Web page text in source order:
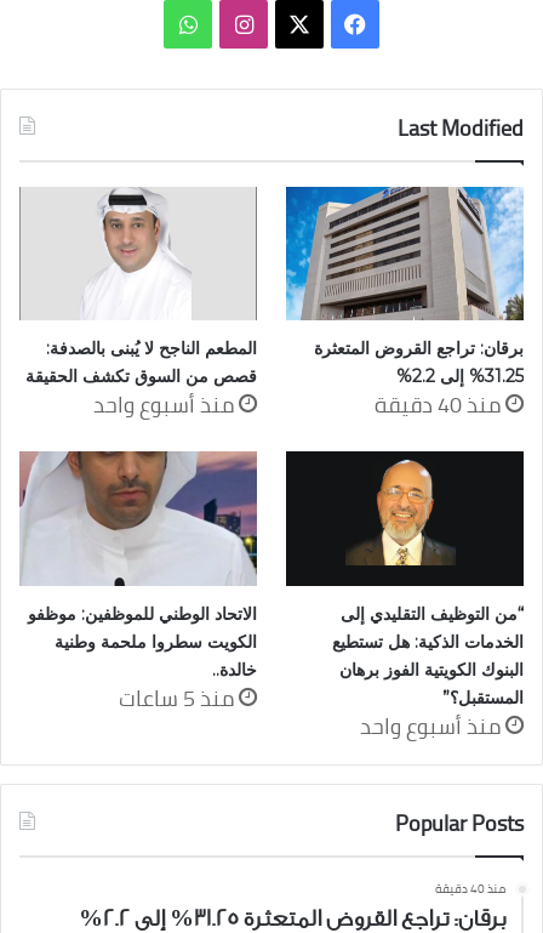
فيسبوك انستقرامواتساب
Last Modified
برقان: تراجع القروض المتعثرة
31.25% إلى 2.2%
منذ 40 دقيقة
المطعم الناجح لا يُبنى بالصدفة:
قصص من السوق تكشف الحقيقة
منذ أسبوع واحد
“من التوظيف التقليدي إلى
الخدمات الذكية: هل تستطيع
البنوك الكويتية الفوز برهان
المستقبل؟”
منذ أسبوع واحد
الاتحاد الوطني للموظفين: موظفو
الكويت سطروا ملحمة وطنية
خالدة..
منذ 5 ساعات
Popular Posts
منذ 40 دقيقة
برقان: تراجع القروض المتعثرة 31.25% إلى 2.2%